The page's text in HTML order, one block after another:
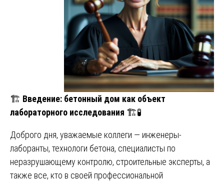
🏗️ Введение: бетонный дом как объект
лабораторного исследования 🏗️🧪
Доброго дня, уважаемые коллеги — инженеры-
лаборанты, технологи бетона, специалисты по
неразрушающему контролю, строительные эксперты, а
также все, кто в своей профессиональной